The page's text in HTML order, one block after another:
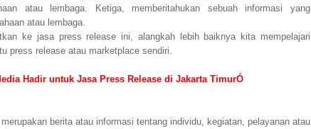
atau lembaga. Ketiga, memberitahukan sebuah informasi yang
atau lembaga.
ke jasa press release ini, alangkah lebih baiknya kita mempelajari
press release atau marketplace sendiri.
Hadir untuk Jasa Press Release di Jakarta TimurÓ
berita atau informasi tentang individu, kegiatan, pelayanan atau